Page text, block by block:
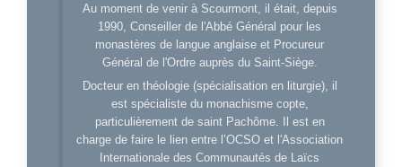
Au moment de venir à Scourmont, il était, depuis
1990, Conseiller de l'Abbé Général pour les
monastères de langue anglaise et Procureur
Général de l'Ordre auprès du Saint-Siège.
Docteur en théologie (spécialisation en liturgie), il
est spécialiste du monachisme copte,
particulièrement de saint Pachôme. Il est en
charge de faire le lien entre l’OCSO et l'Association
Internationale des Communautés de Laïcs